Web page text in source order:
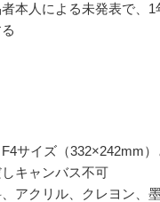
本人による未発表で、1
サイズ（332×242mm）
キャンバス不可
アクリル、クレヨン、